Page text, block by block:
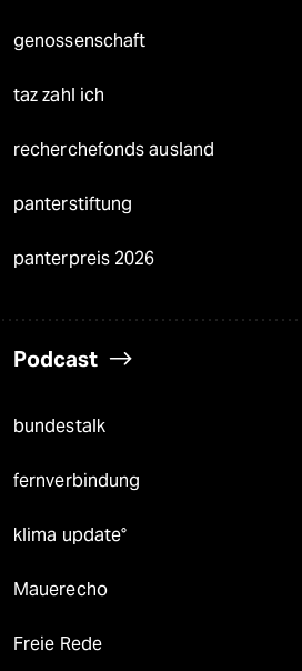
genossenschaft
taz zahl ich
recherchefonds ausland
panterstiftung
panterpreis 2026
Podcast
bundestalk
fernverbindung
klima update°
Mauerecho
Freie Rede